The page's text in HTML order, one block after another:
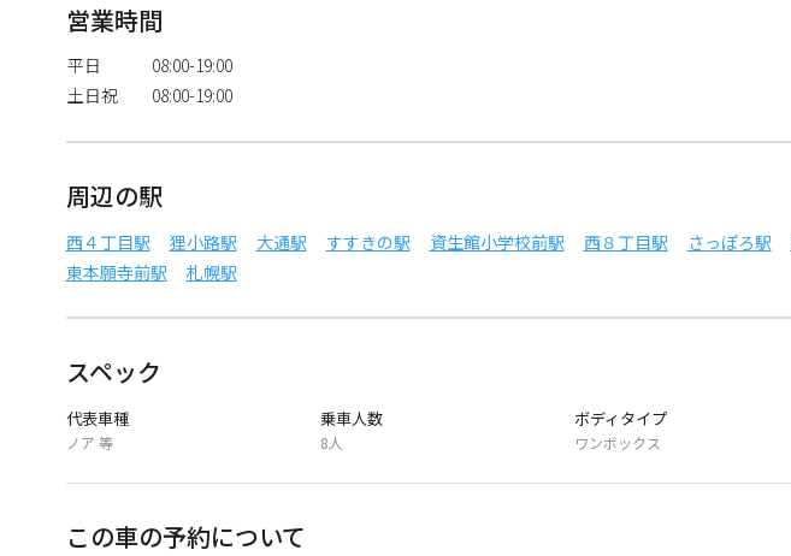
営業時間
平日
08:00-19:00
土日祝
08:00-19:00
周辺の駅
西４丁目駅 狸小路駅 大通駅 すすきの駅 資生館小学校前駅 西８丁目駅 さっぽろ駅
東本願寺前駅
札幌駅
スペック
代表車種
ノア 等
乗車人数
8人
ボディタイプ
ワンボックス
この車の予約について